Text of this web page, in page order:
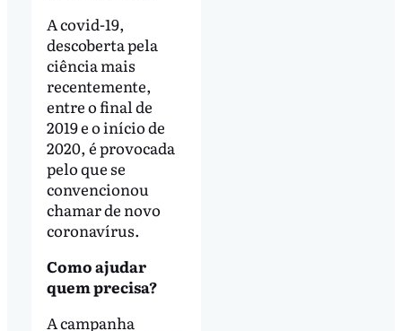
A covid-19,
descoberta pela
ciência mais
recentemente,
entre o final de
2019 e o início de
2020, é provocada
pelo que se
convencionou
chamar de novo
coronavírus.
Como ajudar
quem precisa?
A campanha